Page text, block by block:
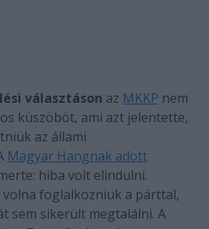
választáson az MKKP nem
küszöböt, ami azt jelentette,
az állami
Magyar Hangnak adott
hiba volt elindulni.
foglalkozniuk a párttal,
sem sikerült megtalálni. A